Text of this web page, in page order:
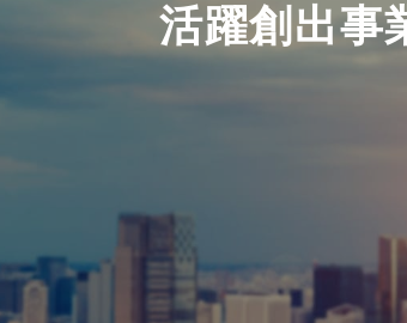
活躍創出事